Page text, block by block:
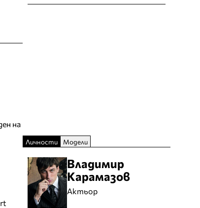
на
Личности Модели
Владимир
Карамазов
Актьор